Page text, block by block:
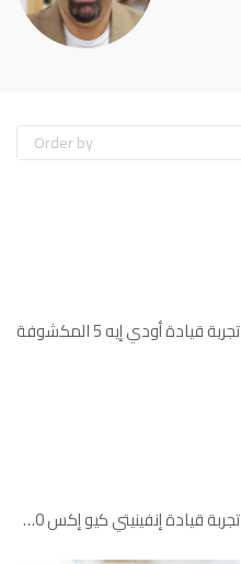
Order by
تجربة قيادة أودي إيه 5 المكشوفة
تجربة قيادة إنفينيتي كيو إكس 70 سبورت إيليت